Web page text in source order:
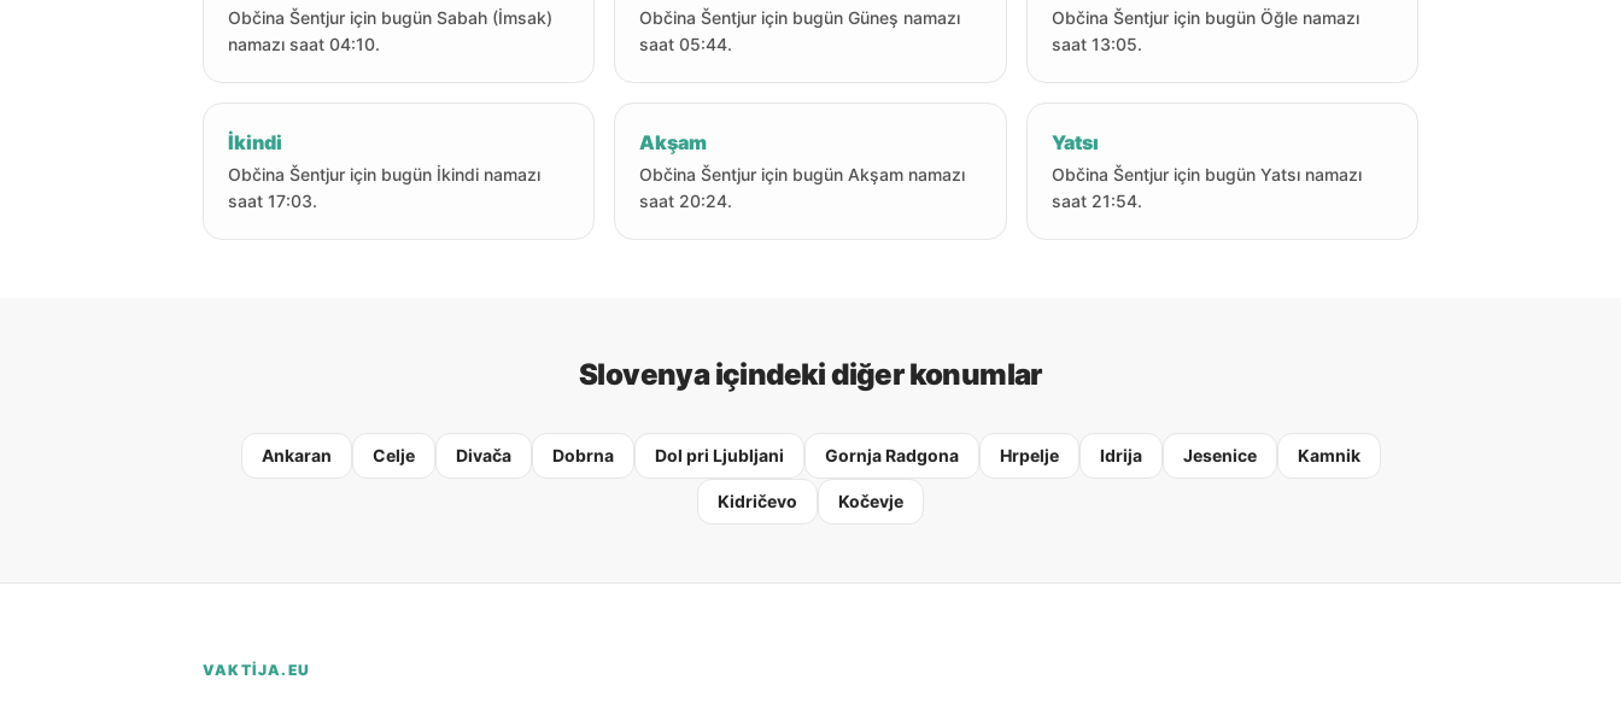
Občina Šentjur için bugün Sabah (İmsak)
namazı saat 04:10.
Občina Šentjur için bugün Güneş namazı
saat 05:44.
Občina Šentjur için bugün Öğle namazı
saat 13:05.
İkindi
Občina Šentjur için bugün İkindi namazı
saat 17:03.
Akşam
Občina Šentjur için bugün Akşam namazı
saat 20:24.
Yatsı
Občina Šentjur için bugün Yatsı namazı
saat 21:54.
Slovenya içindeki diğer konumlar
Ankaran Celje Divača Dobrna Dol pri Ljubljani Gornja Radgona Hrpelje Idrija Jesenice Kamnik
Kidričevo Kočevje
VAKTIJA.EU